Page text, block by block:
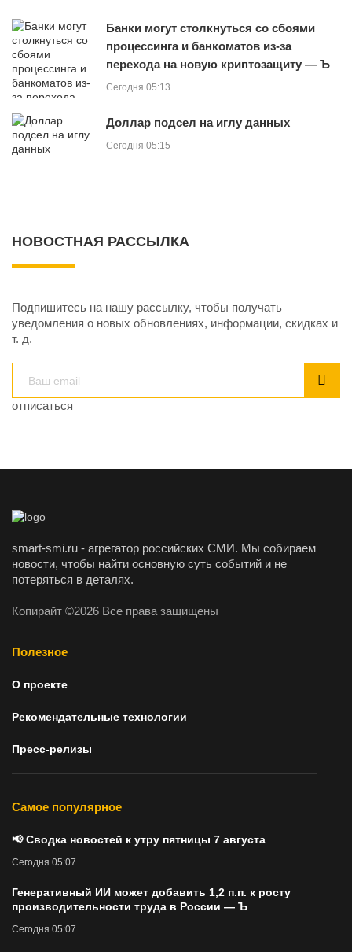
Банки могут столкнуться со сбоями
процессинга и банкоматов из-за
перехода на новую криптозащиту — Ъ
Сегодня 05:13
Доллар подсел на иглу данных
Сегодня 05:15
НОВОСТНАЯ РАССЫЛКА
Подпишитесь на нашу рассылку, чтобы получать
уведомления о новых обновлениях, информации, скидках и
т. д.
отписаться
smart-smi.ru - агрегатор российских СМИ. Мы собираем
новости, чтобы найти основную суть событий и не
потеряться в деталях.
Копирайт ©2026 Все права защищены
Полезное
О проекте
Рекомендательные технологии
Пресс-релизы
Самое популярное
📢 Сводка новостей к утру пятницы 7 августа
Сегодня 05:07
Генеративный ИИ может добавить 1,2 п.п. к росту
производительности труда в России — Ъ
Сегодня 05:07